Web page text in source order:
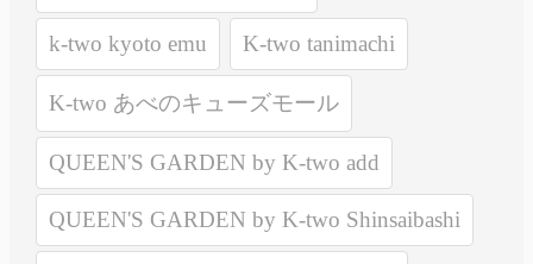
k-two kyoto emu K-two tanimachi
K-two あべのキューズモール
QUEEN'S GARDEN by K-two add
QUEEN'S GARDEN by K-two Shinsaibashi